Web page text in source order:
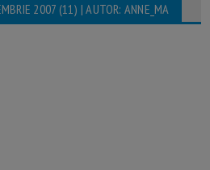
2007 (11) | AUTOR: ANNE_MA